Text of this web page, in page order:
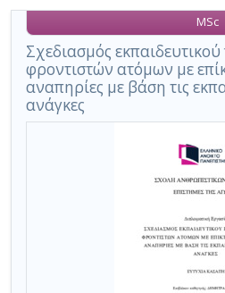
αποτελέσματα
,
σύνολο
σελίδων
1.
τα
αποτελέσματα
αναζήτησης:
Σχεδιασμός
φροντιστών ατόμων με
αναπηρίες με βάση τις
ανάγκες
MSc